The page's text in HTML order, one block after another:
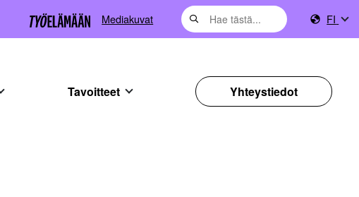
Mediakuvat FI
Tavoitteet Yhteystiedot